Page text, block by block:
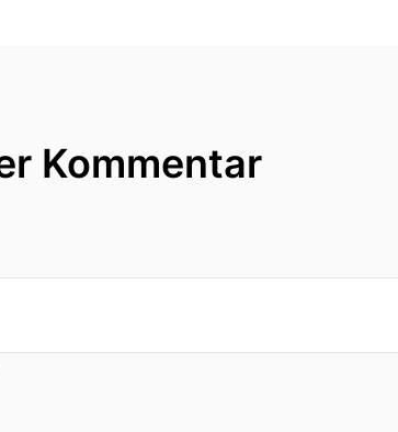
Kommentar